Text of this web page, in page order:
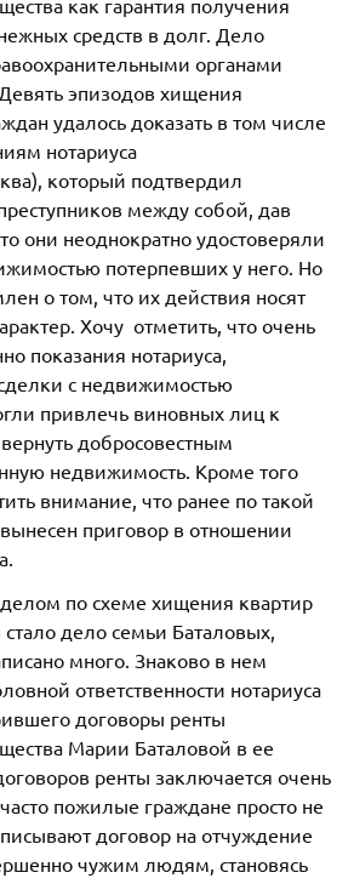
как гарантия получения
средств в долг. Дело
органами
эпизодов хищения
удалось доказать в том числе
нотариуса
который подтвердил
между собой, дав
они неоднократно удостоверяли
потерпевших у него. Но
о том, что их действия носят
Хочу отметить, что очень
показания нотариуса,
с недвижимостью
привлечь виновных лиц к
добросовестным
недвижимость. Кроме того
внимание, что ранее по такой
приговор в отношении
по схеме хищения квартир
дело семьи Баталовых,
много. Знаково в нем
ответственности нотариуса
договоры ренты
Марии Баталовой в ее
ренты заключается очень
пожилые граждане просто не
договор на отчуждение
чужим людям, становясь